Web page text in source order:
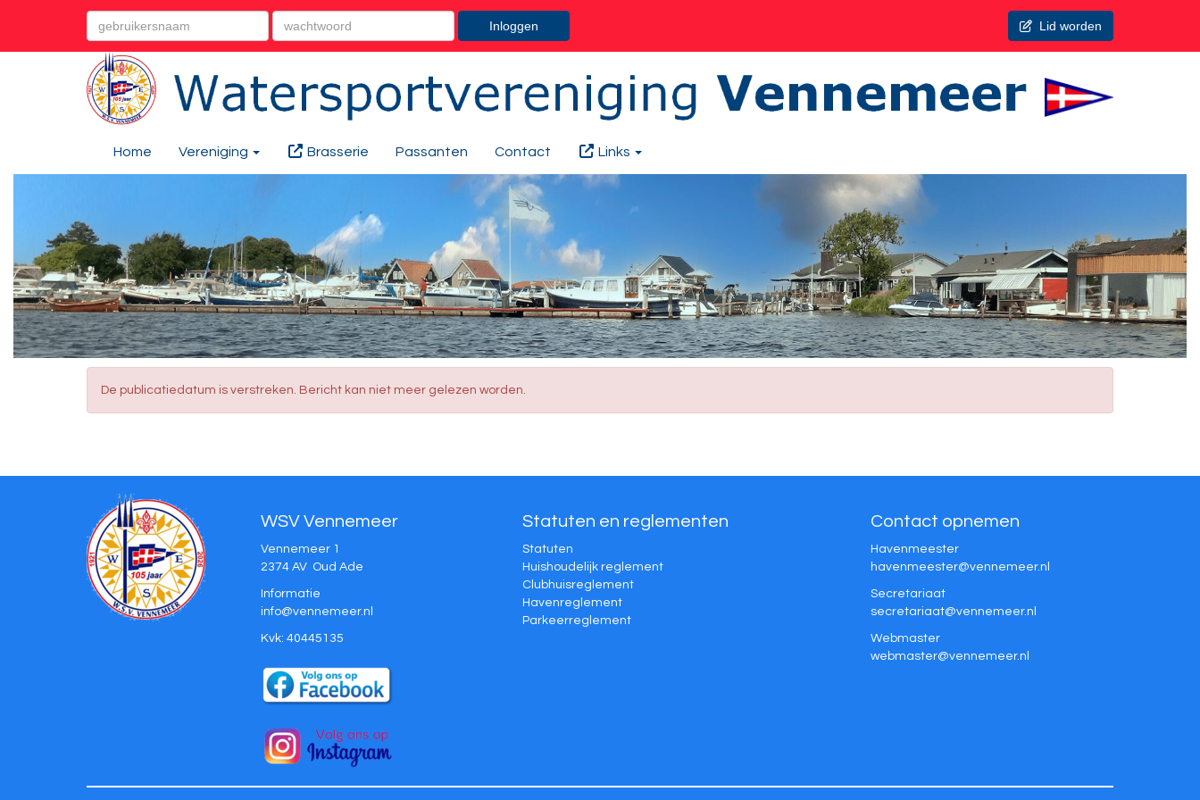
Inloggen Lid worden
Home Vereniging Brasserie Passanten Contact Links
De publicatiedatum is verstreken. Bericht kan niet meer gelezen worden.
WSV Vennemeer
Vennemeer 1
2374 AV Oud Ade
Informatie
ofni@vennemeer.nl
Kvk: 40445135
Statuten en reglementen
Statuten
Huishoudelijk reglement
Clubhuisreglement
Havenreglement
Parkeerreglement
Contact opnemen
Havenmeester
retseemnevah@vennemeer.nl
Secretariaat
taairaterces@vennemeer.nl
Webmaster
retsambew@vennemeer.nl